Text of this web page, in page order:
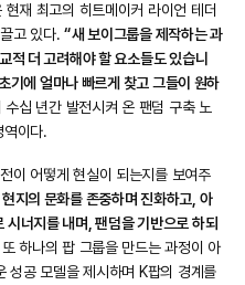
재 최고의 히트메이커 라이언 테더
고 있다.“새 보이그룹을 제작하는 과
적 더 고려해야 할 요소들도 있습니
기에 얼마나 빠르게 찾고 그들이 원하
수십 년간 발전시켜 온 팬덤 구축 노
역이다.
이 어떻게 현실이 되는지를 보여주
지의 문화를 존중하며 진화하고, 아
너지를 내며, 팬덤을 기반으로 하되
하나의 팝 그룹을 만드는 과정이 아
성공 모델을 제시하며 K팝의 경계를